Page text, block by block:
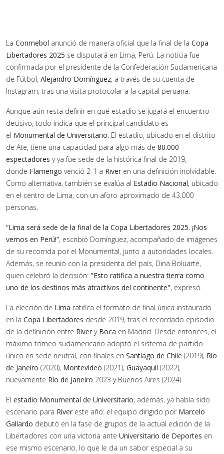
La Conmebol anunció de manera oficial que la final de la Copa
Libertadores 2025 se disputará en Lima, Perú. La noticia fue
confirmada por el presidente de la Confederación Sudamericana
de Fútbol, Alejandro Domínguez, a través de su cuenta de
Instagram, tras una visita protocolar a la capital peruana.
Aunque aún resta definir en qué estadio se jugará el encuentro
decisivo, todo indica que el principal candidato es
el Monumental de Universitario . El estadio, ubicado en el distrito
de Ate, tiene una capacidad para algo más de 80.000
espectadores y ya fue sede de la histórica final de 2019,
donde Flamengo venció 2-1 a River en una definición inolvidable.
Como alternativa, también se evalúa al Estadio Nacional, ubicado
en el centro de Lima, con un aforo aproximado de 43.000
personas.
“Lima será sede de la final de la Copa Libertadores 2025. ¡Nos
vemos en Perú!”, escribió Domínguez, acompañado de imágenes
de su recorrida por el Monumental, junto a autoridades locales.
Además, se reunió con la presidenta del país, Dina Boluarte,
quien celebró la decisión: "Esto ratifica a nuestra tierra como
uno de los destinos más atractivos del continente", expresó.
La elección de Lima ratifica el formato de final única instaurado
en la Copa Libertadores desde 2019, tras el recordado episodio
de la definición entre River y Boca en Madrid. Desde entonces, el
máximo torneo sudamericano adoptó el sistema de partido
único en sede neutral, con finales en Santiago de Chile (2019), Río
de Janeiro (2020), Montevideo (2021), Guayaquil (2022),
nuevamente Río de Janeiro 2023 y Buenos Aires (2024).
El estadio Monumental de Universitario, además, ya había sido
escenario para River este año: el equipo dirigido por Marcelo
Gallardo debutó en la fase de grupos de la actual edición de la
Libertadores con una victoria ante Universitario de Deportes en
ese mismo escenario, lo que le da un sabor especial a su